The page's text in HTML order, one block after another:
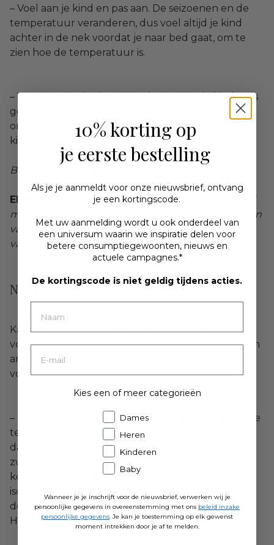
– Voel aan je kind en pas aan. De seizoenen en de
temperatuur veranderen, dus voel altijd je kind
achter in de nek voordat je naar bed gaat, om te
zien hoe de temperatuur is.
– Vertrouw op je eigen ervaringen met je kind. Er is
geen goed en fout voor hoe je je moet kleden, en
onthoud dat je de expert bent als het op je eigen
kind aankomt.
Bron: Elise Haubjerg Winther
Elise Haubjerg Wintheris een verpleegster die al
meer dan 20 jaar met de gezondheid en het welzijn
van kinderen werkt. Bovendien is ze zelf moeder
van twee kinderen.
NACHTKLEDING IS MEER DAN KATOEN
Katoen is een van de meest gebruikte materialen
voor nachtkleding, maar nachtkleding kan ook van
andere materialen zijn - soms heeft dit zelfs de
voorkeur.
– Katoen is uitstekend, als het kind een aangename
temperatuur heeft. Houd er echter rekening mee
dat katoen behoorlijk vochtig wordt als het kind
zweet en katoen droogt niet snel. Hierdoor is het
koud om te dragen. Een dunne laag katoen
isoleert ook niet tegen de kou, wanneer het
dekbed 's nachts wordt weggetrapt, zegt Elise
Haubjerg Winther.
10% korting op
je eerste bestelling
Als je je aanmeldt voor onze nieuwsbrief, ontvang
je een kortingscode.
Met uw aanmelding wordt u ook onderdeel van
een universum waarin we inspiratie delen voor
betere consumptiegewoonten, nieuws en
actuele campagnes.*
De kortingscode is niet geldig tijdens acties.
Kies een of meer categorieën
Dames
Heren
Kinderen
Baby
Wanneer je je inschrijft voor de nieuwsbrief, verwerken wij je
persoonlijke gegevens in overeenstemming met ons beleid inzake
persoonlijke gegevens. Je kan je toestemming op elk gewenst
moment intrekken door je af te melden.